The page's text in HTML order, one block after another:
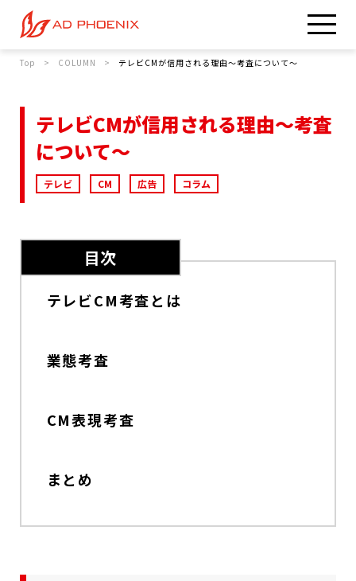
Top COLUMN テレビCMが信用される理由～考査について～
テレビCMが信用される理由～考査
について～
テレビ CM 広告 コラム
目次
テレビCM考査とは
業態考査
CM表現考査
まとめ